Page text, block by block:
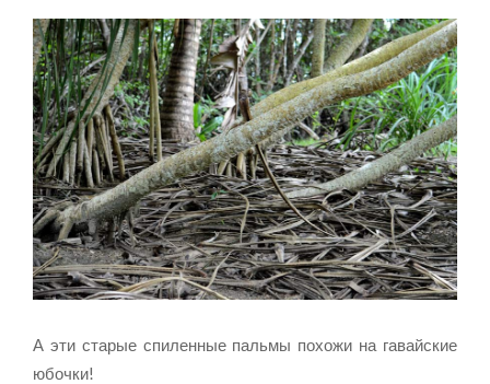
А эти старые спиленные пальмы похожи на гавайские
юбочки!